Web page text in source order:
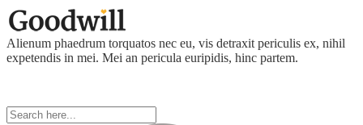
Alienum phaedrum torquatos nec eu, vis detraxit periculis ex, nihil
expetendis in mei. Mei an pericula euripidis, hinc partem.